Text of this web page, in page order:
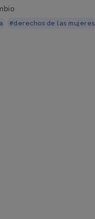
#derechos de las mujeres